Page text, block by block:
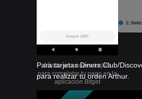
Añade una nueva tarjeta
para completar tu pago en la
aplicación Bitget
Para tarjetas Diners Club/
para realizar tu orden Arthur.